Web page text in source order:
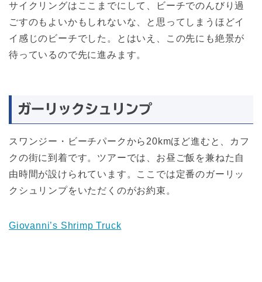
サイクリングはここまでにして、ビーチでのんびり過
ごすのもよいかもしれないな、と思ってしまうほどイ
イ感じのビーチでした。とはいえ、この先にも絶景が
待っているので先に進みます。
ガーリックシュリンプ
スワンジー・ビーチパークから20kmほど進むと、カフ
クの街に到着です。ツアーでは、お昼ご飯を兼ねた自
由時間が設けられています。ここでは定番のガーリッ
クシュリンプをいただくのがお約束。
Giovanni’s Shrimp Truck